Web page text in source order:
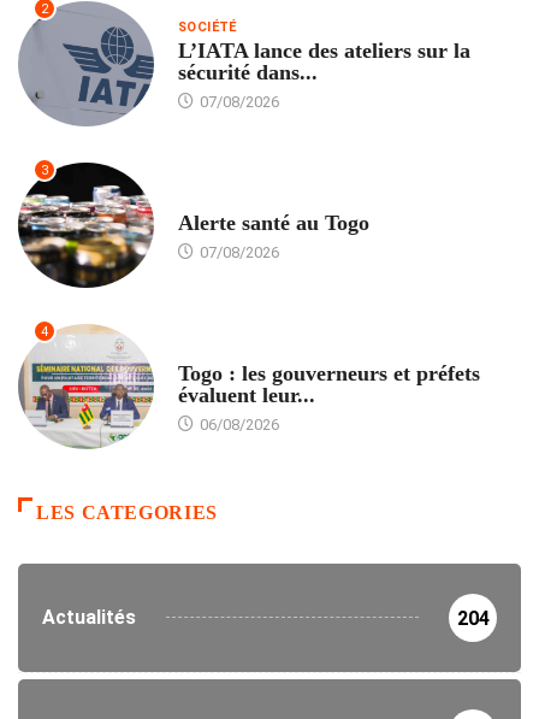
2
SOCIÉTÉ
L’IATA lance des ateliers sur la
sécurité dans...
07/08/2026
3
Alerte santé au Togo
07/08/2026
4
Togo : les gouverneurs et préfets
évaluent leur...
06/08/2026
LES CATEGORIES
Actualités 204